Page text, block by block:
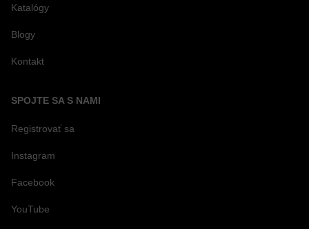
Katalógy
Blogy
Kontakt
SPOJTE SA S NAMI
Registrovať sa
Instagram
Facebook
YouTube